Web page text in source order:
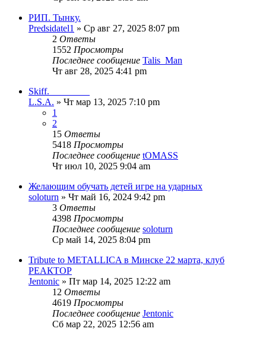
РИП. Тынку.
Predsidatel1 » Ср авг 27, 2025 8:07 pm
2 Ответы
1552 Просмотры
Последнее сообщение Talis_Man
Чт авг 28, 2025 4:41 pm
Skiff. ________
L.S.A. » Чт мар 13, 2025 7:10 pm
1
2
15 Ответы
5418 Просмотры
Последнее сообщение tOMASS
Чт июл 10, 2025 9:04 am
Желающим обучать детей игре на ударных
soloturn » Чт май 16, 2024 9:42 pm
3 Ответы
4398 Просмотры
Последнее сообщение soloturn
Ср май 14, 2025 8:04 pm
Tribute to METALLICA в Минске 22 марта, клуб
РЕАКТОР
Jentonic » Пт мар 14, 2025 12:22 am
12 Ответы
4619 Просмотры
Последнее сообщение Jentonic
Сб мар 22, 2025 12:56 am